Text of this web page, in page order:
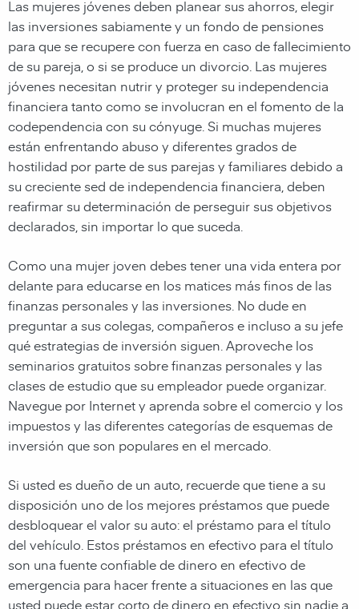
Las mujeres jóvenes deben planear sus ahorros, elegir
las inversiones sabiamente y un fondo de pensiones
para que se recupere con fuerza en caso de fallecimiento
de su pareja, o si se produce un divorcio. Las mujeres
jóvenes necesitan nutrir y proteger su independencia
financiera tanto como se involucran en el fomento de la
codependencia con su cónyuge. Si muchas mujeres
están enfrentando abuso y diferentes grados de
hostilidad por parte de sus parejas y familiares debido a
su creciente sed de independencia financiera, deben
reafirmar su determinación de perseguir sus objetivos
declarados, sin importar lo que suceda.
Como una mujer joven debes tener una vida entera por
delante para educarse en los matices más finos de las
finanzas personales y las inversiones. No dude en
preguntar a sus colegas, compañeros e incluso a su jefe
qué estrategias de inversión siguen. Aproveche los
seminarios gratuitos sobre finanzas personales y las
clases de estudio que su empleador puede organizar.
Navegue por Internet y aprenda sobre el comercio y los
impuestos y las diferentes categorías de esquemas de
inversión que son populares en el mercado.
Si usted es dueño de un auto, recuerde que tiene a su
disposición uno de los mejores préstamos que puede
desbloquear el valor su auto: el préstamo para el título
del vehículo. Estos préstamos en efectivo para el título
son una fuente confiable de dinero en efectivo de
emergencia para hacer frente a situaciones en las que
usted puede estar corto de dinero en efectivo sin nadie a